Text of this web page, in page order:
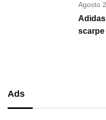
Agosto
Ads